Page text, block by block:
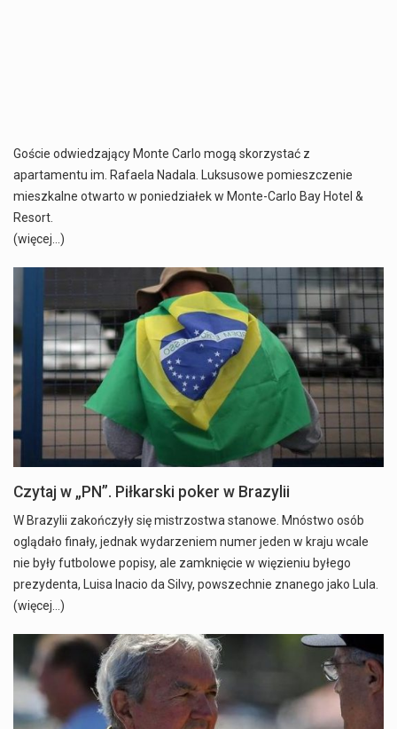
Goście odwiedzający Monte Carlo mogą skorzystać z
apartamentu im. Rafaela Nadala. Luksusowe pomieszczenie
mieszkalne otwarto w poniedziałek w Monte-Carlo Bay Hotel &
Resort.
(więcej…)
Czytaj w „PN”. Piłkarski poker w Brazylii
W Brazylii zakończyły się mistrzostwa stanowe. Mnóstwo osób
oglądało finały, jednak wydarzeniem numer jeden w kraju wcale
nie były futbolowe popisy, ale zamknięcie w więzieniu byłego
prezydenta, Luisa Inacio da Silvy, powszechnie znanego jako Lula.
(więcej…)